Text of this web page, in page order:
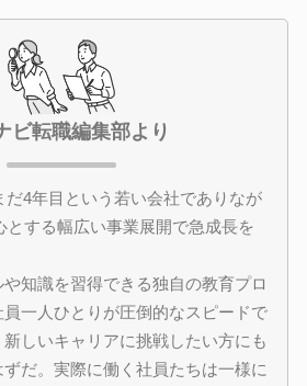
ビ転職編集部より
だ4年目という若い会社でありなが
とする幅広い事業展開で急成長を
知識を習得できる独自の教育プロ
一人ひとりが圧倒的なスピードで
しいキャリアに挑戦したい方にも
だ。実際に働く社員たちは一様に